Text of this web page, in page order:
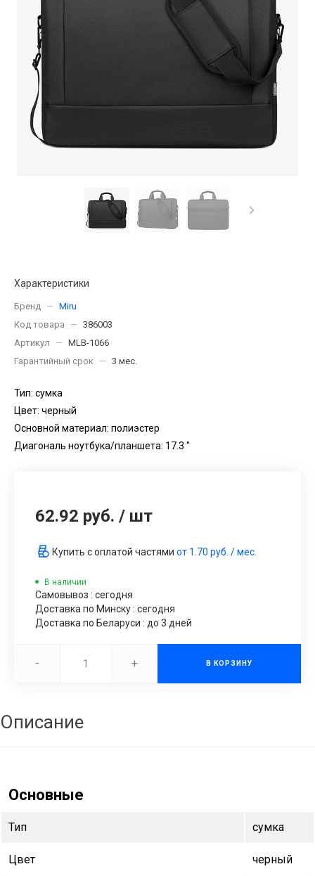
Характеристики
Бренд — Miru
Код товара
— 386003
Артикул
— MLB-1066
Гарантийный срок
— 3 мес.
Тип: сумка
Цвет: черный
Основной материал: полиэстер
Диагональ ноутбука/планшета: 17.3 "
62.92 руб. / шт
Купить с оплатой частями от 1.70 руб. / мес.
В наличии
Самовывоз : сегодня
Доставка по Минску : сегодня
Доставка по Беларуси : до 3 дней
- + В КОРЗИНУ
Описание
Основные
Тип сумка
Цвет черный